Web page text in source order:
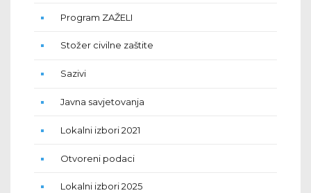
Program ZAŽELI
Stožer civilne zaštite
Sazivi
Javna savjetovanja
Lokalni izbori 2021
Otvoreni podaci
Lokalni izbori 2025